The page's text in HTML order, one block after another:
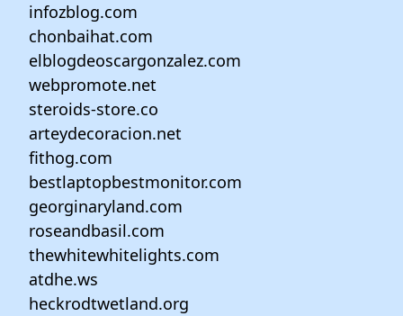
infozblog.com
chonbaihat.com
elblogdeoscargonzalez.com
webpromote.net
steroids-store.co
arteydecoracion.net
fithog.com
bestlaptopbestmonitor.com
georginaryland.com
roseandbasil.com
thewhitewhitelights.com
atdhe.ws
heckrodtwetland.org